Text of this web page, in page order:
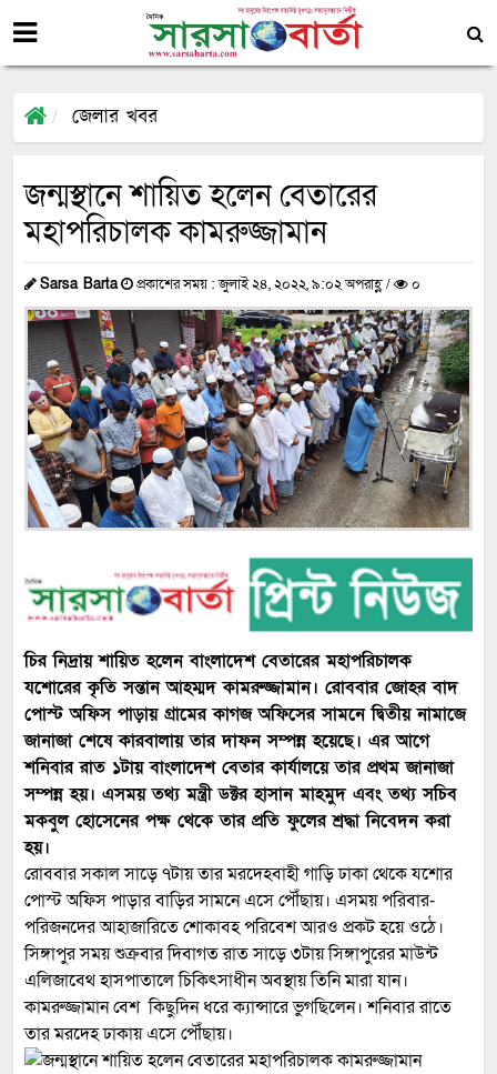
জেলার খবর
জন্মস্থানে শায়িত হলেন বেতারের
মহাপরিচালক কামরুজ্জামান
Sarsa Barta প্রকাশের সময় : জুলাই ২৪, ২০২২, ৯:০২ অপরাহ্ণ / ০
চির নিদ্রায় শায়িত হলেন বাংলাদেশ বেতারের মহাপরিচালক
যশোরের কৃতি সন্তান আহম্মদ কামরুজ্জামান। রোববার জোহর বাদ
পোস্ট অফিস পাড়ায় গ্রামের কাগজ অফিসের সামনে দ্বিতীয় নামাজে
জানাজা শেষে কারবালায় তার দাফন সম্পন্ন হয়েছে। এর আগে
শনিবার রাত ১টায় বাংলাদেশ বেতার কার্যালয়ে তার প্রথম জানাজা
সম্পন্ন হয়। এসময় তথ্য মন্ত্রী ডক্টর হাসান মাহমুদ এবং তথ্য সচিব
মকবুল হোসেনের পক্ষ থেকে তার প্রতি ফুলের শ্রদ্ধা নিবেদন করা
হয়।
রোববার সকাল সাড়ে ৭টায় তার মরদেহবাহী গাড়ি ঢাকা থেকে যশোর
পোস্ট অফিস পাড়ার বাড়ির সামনে এসে পৌঁছায়। এসময় পরিবার-
পরিজনদের আহাজারিতে শোকাবহ পরিবেশ আরও প্রকট হয়ে ওঠে।
সিঙ্গাপুর সময় শুক্রবার দিবাগত রাত সাড়ে ৩টায় সিঙ্গাপুরের মাউন্ট
এলিজাবেথ হাসপাতালে চিকিৎসাধীন অবস্থায় তিনি মারা যান।
কামরুজ্জামান বেশ কিছুদিন ধরে ক্যান্সারে ভুগছিলেন। শনিবার রাতে
তার মরদেহ ঢাকায় এসে পৌঁছায়।